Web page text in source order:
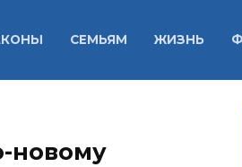
СЕМЬЯМ ЖИЗНЬ
новому